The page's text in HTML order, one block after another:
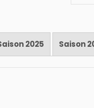
2025 Saison